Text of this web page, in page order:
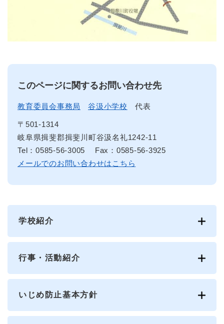
このページに関するお問い合わせ先
教育委員会事務局 谷汲小学校 代表
〒501-1314
岐阜県揖斐郡揖斐川町谷汲名礼1242-11
Tel：0585-56-3005
Fax：0585-56-3925
メールでのお問い合わせはこちら
学校紹介
行事・活動紹介
いじめ防止基本方針